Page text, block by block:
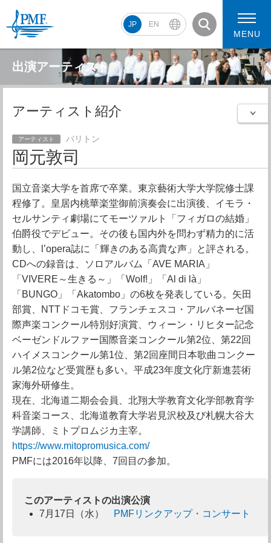
JP EN
PMF2026 スケジュール
PMF2026 アーティスト
MENU
出演アーティスト
アーティスト紹介
アーティスト バリトン
岡元敦司
国立音楽大学を首席で卒業。東京藝術大学大学院修士課
程修了。皇居内桃華楽堂御前演奏会に出演後、イモラ・
セルサンティ劇場にてモーツァルト「フィガロの結婚」
伯爵役でデビュー。その後も国内外を問わず精力的に活
動し、l’opera誌に「輝きのある高貴な声」と評される。
CDへの録音は、ソロアルバム「AVE MARIA」
「VIVERE～生きる～」「Wolf!」「Al di là」
「BUNGO」「Akatombo」の6枚を発表している。矢田
部賞、NTTドコモ賞、フランチェスコ・アルバネーゼ国
際声楽コンクール特別好演賞、ウィーン・リヒター記念
ベーゼンドルファー国際音楽コンクール第2位、第22回
ハイメスコンクール第1位、第2回座間日本歌曲コンクー
ル第2位など受賞歴も多い。平成23年度文化庁新進芸術
家海外研修生。
現在、北海道二期会会員、北翔大学教育文化学部教育学
科音楽コース、北海道教育大学岩見沢校及び札幌大谷大
学講師、ミトプロムジカ主宰。
https://www.mitopromusica.com/
PMFには2016年以降、7回目の参加。
このアーティストの出演公演
7月17日（水）
PMFリンクアップ・コンサート